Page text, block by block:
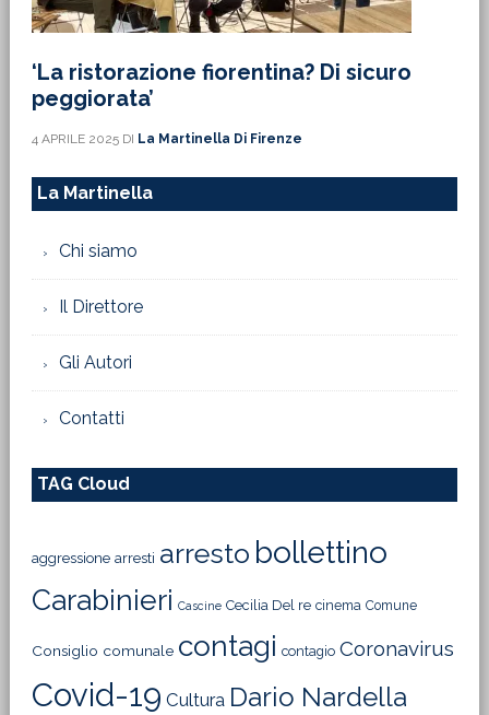
‘La ristorazione fiorentina? Di sicuro
peggiorata’
4 APRILE 2025DI La Martinella Di Firenze
La Martinella
Chi siamo
Il Direttore
Gli Autori
Contatti
TAG Cloud
aggressione arresti arresto bollettino
Carabinieri Cascine Cecilia Del re cinema Comune
Consiglio comunale contagi contagio Coronavirus
Covid-19 Cultura Dario Nardella